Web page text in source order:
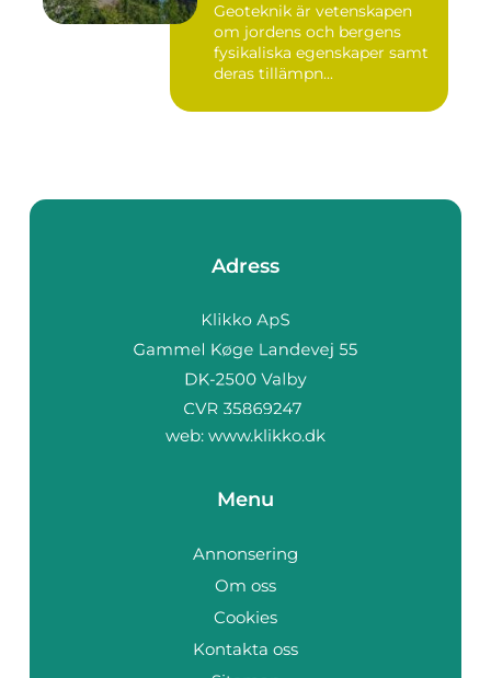
Geoteknik är vetenskapen
om jordens och bergens
fysikaliska egenskaper samt
deras tillämpn...
Adress
web: www.klikko.dk
Menu
Annonsering
Om oss
Cookies
Kontakta oss